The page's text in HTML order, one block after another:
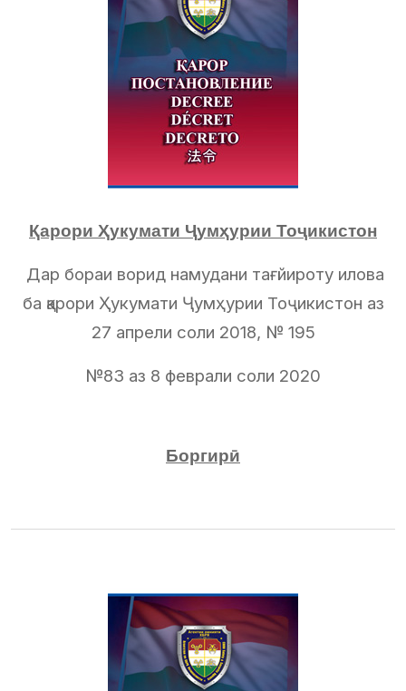
Қарори Ҳукумати Ҷумҳурии Тоҷикистон
Дар бораи ворид намудани тағйироту илова
ба қарори Ҳукумати Ҷумҳурии Тоҷикистон аз
27 апрели соли 2018, № 195
№83 аз 8 феврали соли 2020
Боргирӣ